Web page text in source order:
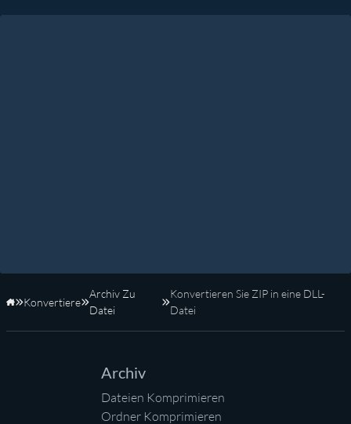
Startseite
Konvertiere
Archiv Zu
Datei
Konvertieren Sie ZIP in eine DLL-
Datei
Archiv
Dateien Komprimieren
Ordner Komprimieren